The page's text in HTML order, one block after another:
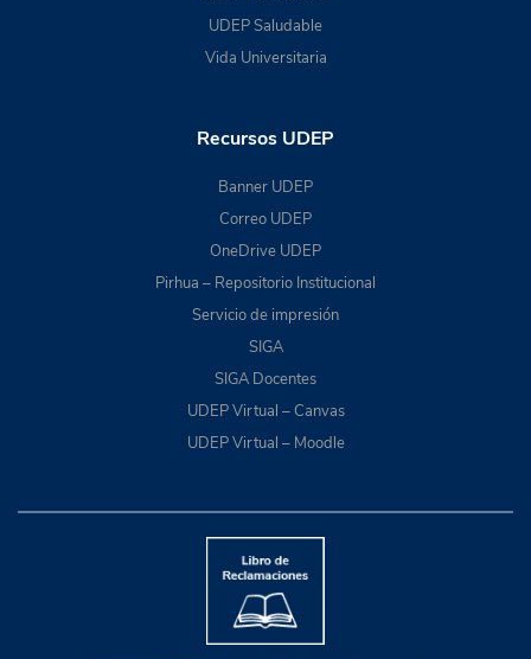
UDEP Saludable
Vida Universitaria
Recursos UDEP
Banner UDEP
Correo UDEP
OneDrive UDEP
Pirhua – Repositorio Institucional
Servicio de impresión
SIGA
SIGA Docentes
UDEP Virtual – Canvas
UDEP Virtual – Moodle